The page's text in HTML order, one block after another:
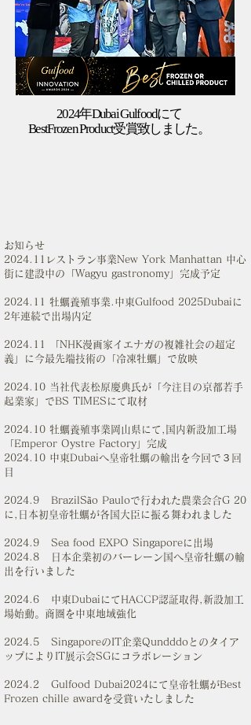
2024年Dubai Gulfoodにて
​BestFrozen Product受賞致しました。
お知らせ
2024.11レストラン事業New York Manhattan 中心
街に建設中の「Wagyu gastronomy」完成予定
2024.11 牡蠣養殖事業.中東Gulfood 2025Dubaiに
2年連続で出場内定
2024.11 「NHK漫画家イエナガの複雑社会の超定
義」に今最先端技術の「冷凍牡蠣」で放映
2024.10 当社代表松原慶典氏が「今注目の京都若手
起業家」でBS TIMESにて取材
2024.10 牡蠣養殖事業岡山県にて,国内新設加工場
「Emperor Oystre Factory」完成
2024.10 中東Dubaiへ皇帝牡蠣の輸出を今回で３回
目
2024.9 BrazilSão Pauloで行われた農業会合G 20
に,日本初皇帝牡蠣が各国大臣に振る舞われました
2024.9 Sea food EXPO Singaporeに出場
2024.8 日本企業初のバーレーン国へ皇帝牡蠣の輸
出を行いました
2024.6 中東DubaiにてHACCP認証取得,新設加工
場始動。商圏を中東地域強化
2024.5 SingaporeのIT企業Qundddoとのタイア
ップによりIT展示会SGにコラボレーション
2024.2 Gulfood Dubai2024にて皇帝牡蠣がBest
Frozen chille awardを受賞いたしました